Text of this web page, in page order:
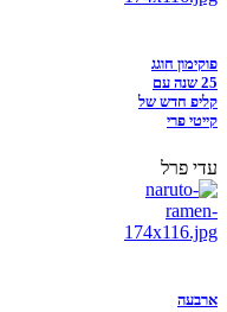
פוקימון חוגג
25 שנה עם
קליפ חדש של
קייטי פרי
עדי פרל
ארבעה